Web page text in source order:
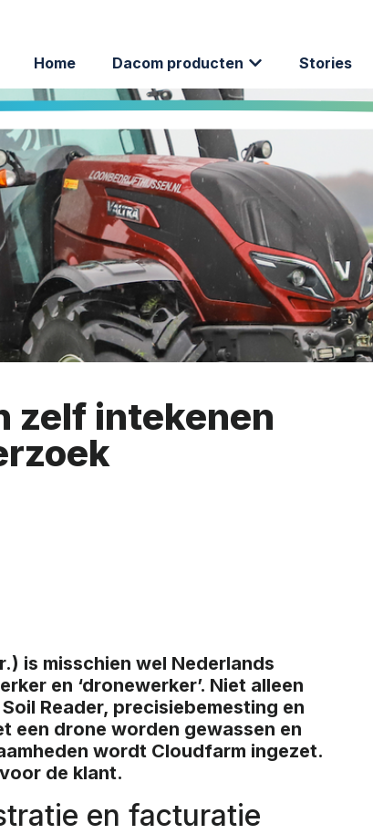
Home Dacom producten Stories
zelf intekenen
is misschien wel Nederlands
en ‘dronewerker’. Niet alleen
Reader, precisiebemesting en
een drone worden gewassen en
wordt Cloudfarm ingezet.
de klant.
en facturatie